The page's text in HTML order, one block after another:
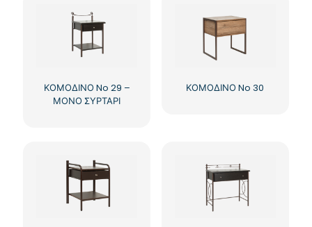
ΚΟΜΟΔΙΝΟ No 29 –
ΜΟΝΟ ΣΥΡΤΑΡΙ
ΚΟΜΟΔΙΝΟ No 30